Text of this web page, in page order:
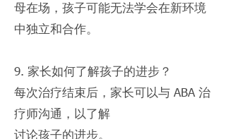
母在场，孩子可能无法学会在新环境
中独立和合作。
9. 家长如何了解孩子的进步？
每次治疗结束后，家长可以与 ABA 治
疗师沟通，以了解
讨论孩子的进步。